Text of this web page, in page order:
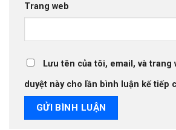
Trang web
Lưu tên của tôi, email, và
duyệt này cho lần bình luận kế tiếp